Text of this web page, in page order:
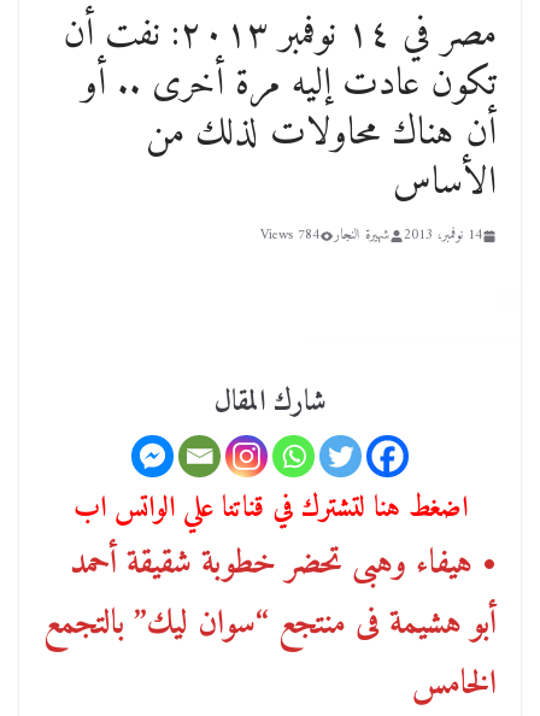
مصر في ١٤ نوفمبر ٢٠١٣: نفت أن
تكون عادت إليه مرة أخرى .. أو
أن هناك محاولات لذلك من
الأساس
14 نوفمبر، 2013 شهيرة النجار 784 Views
شارك المقال
اضغط هنا لتشترك في قناتنا علي الواتس اب
• هيفاء وهبى تحضر خطوبة شقيقة أحمد
أبو هشيمة فى منتجع “سوان ليك” بالتجمع
الخامس